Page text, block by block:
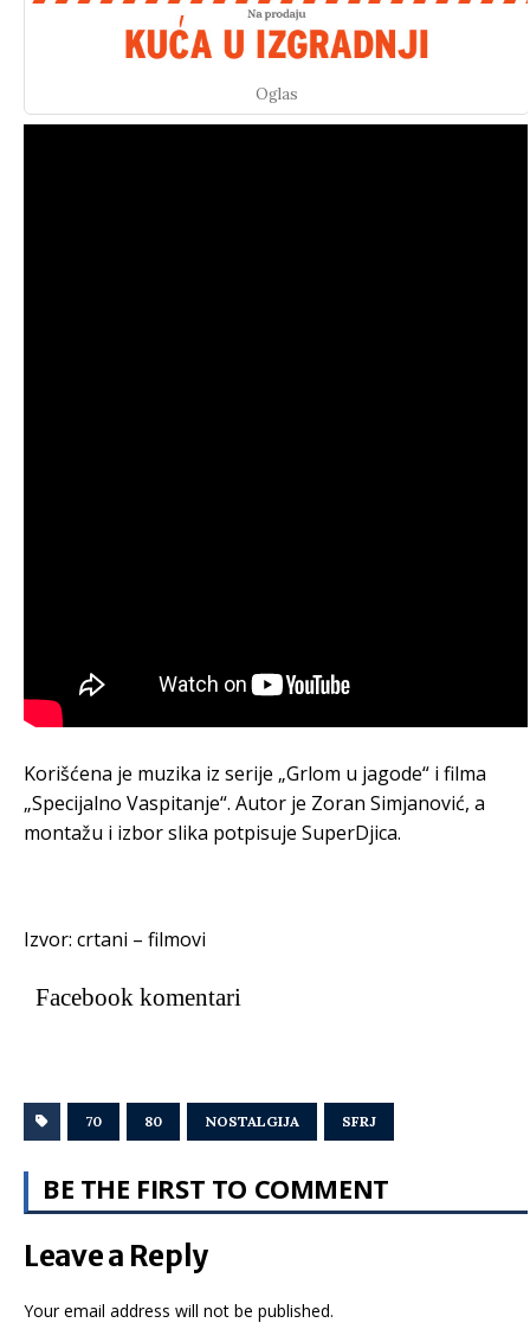
Oglas
Korišćena je muzika iz serije „Grlom u jagode“ i filma
„Specijalno Vaspitanje“. Autor je Zoran Simjanović, a
montažu i izbor slika potpisuje SuperDjica.
Izvor: crtani – filmovi
Facebook komentari
70 80 NOSTALGIJA SFRJ
BE THE FIRST TO COMMENT
Leave a Reply
Your email address will not be published.